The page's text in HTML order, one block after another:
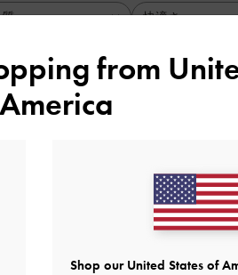
快適さ
from
Shop our United States of